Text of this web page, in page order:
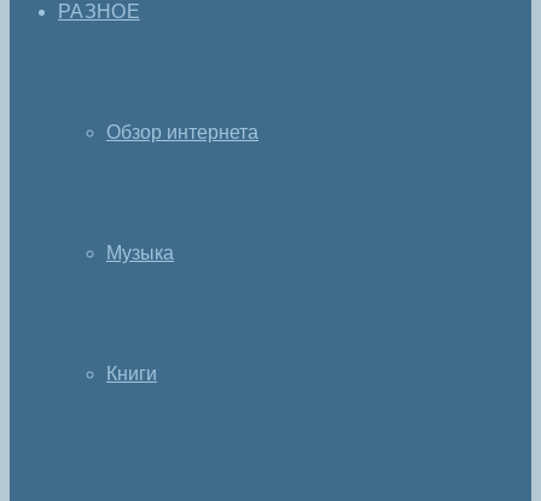
РАЗНОЕ
Обзор интернета
Музыка
Книги